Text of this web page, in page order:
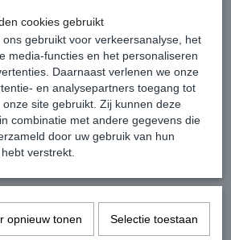
sokken met een delicaat bloemmotief
garen en elastaan zorgen voor een
drukvrije elastische band. Geen
hielen.
polyamide, 15% elastaan
bloemen patroon
cookies gebruikt
gebruikt voor verkeersanalyse, het
media-functies en het personaliseren
Daarnaast verlenen we onze
en analysepartners toegang tot
site gebruikt. Zij kunnen deze
combinatie met andere gegevens die
door uw gebruik van hun
verstrekt.
opnieuw tonen Selectie toestaan